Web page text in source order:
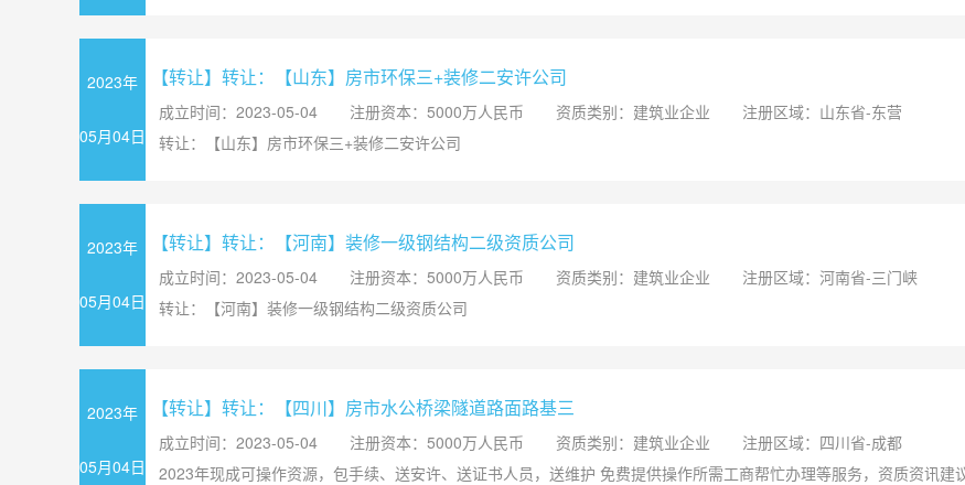
2023年
05月04日
【转让】转让：【山东】房市环保三+装修二安许公司
成立时间：2023-05-04 注册资本：5000万人民币 资质类别：建筑业企业
注册区域：山东省-东营
转让：【山东】房市环保三+装修二安许公司
2023年
05月04日
【转让】转让：【河南】装修一级钢结构二级资质公司
成立时间：2023-05-04 注册资本：5000万人民币 资质类别：建筑业企业
注册区域：河南省-三门峡
转让：【河南】装修一级钢结构二级资质公司
2023年
05月04日
【转让】转让：【四川】房市水公桥梁隧道路面路基三
成立时间：2023-05-04 注册资本：5000万人民币 资质类别：建筑业企业
注册区域：四川省-成都
2023年现成可操作资源，包手续、送安许、送证书人员，送维护 免费提供操作所需工商帮忙办理等服务，资质资讯建